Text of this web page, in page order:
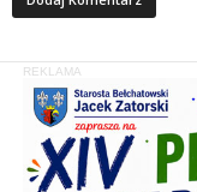
REKLAMA